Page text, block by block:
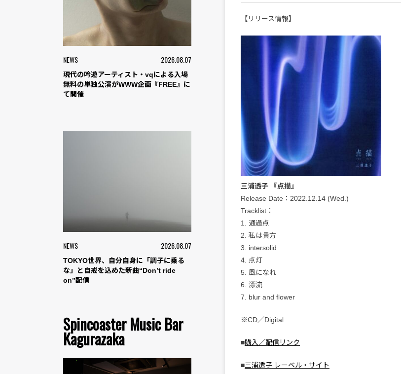
NEWS 2026.08.07
現代の吟遊アーティスト・vqによる入場
無料の単独公演がWWW企画『FREE』に
て開催
NEWS 2026.08.07
TOKYO世界、自分自身に「調子に乗る
な」と自戒を込めた新曲“Don’t ride
on”配信
Spincoaster Music Bar
Kagurazaka
【リリース情報】
三浦透子 『点描』
Release Date：2022.12.14 (Wed.)
Tracklist：
1. 通過点
2. 私は貴方
3. intersolid
4. 点灯
5. 風になれ
6. 漂流
7. blur and flower
※CD／Digital
■購入／配信リンク
■三浦透子 レーベル・サイト